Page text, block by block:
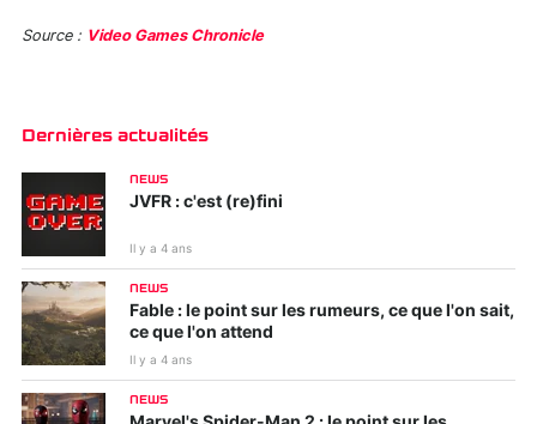
Source : Video Games Chronicle
Dernières actualités
NEWS
JVFR : c'est (re)fini
Il y a 4 ans
NEWS
Fable : le point sur les rumeurs, ce que l'on sait,
ce que l'on attend
Il y a 4 ans
NEWS